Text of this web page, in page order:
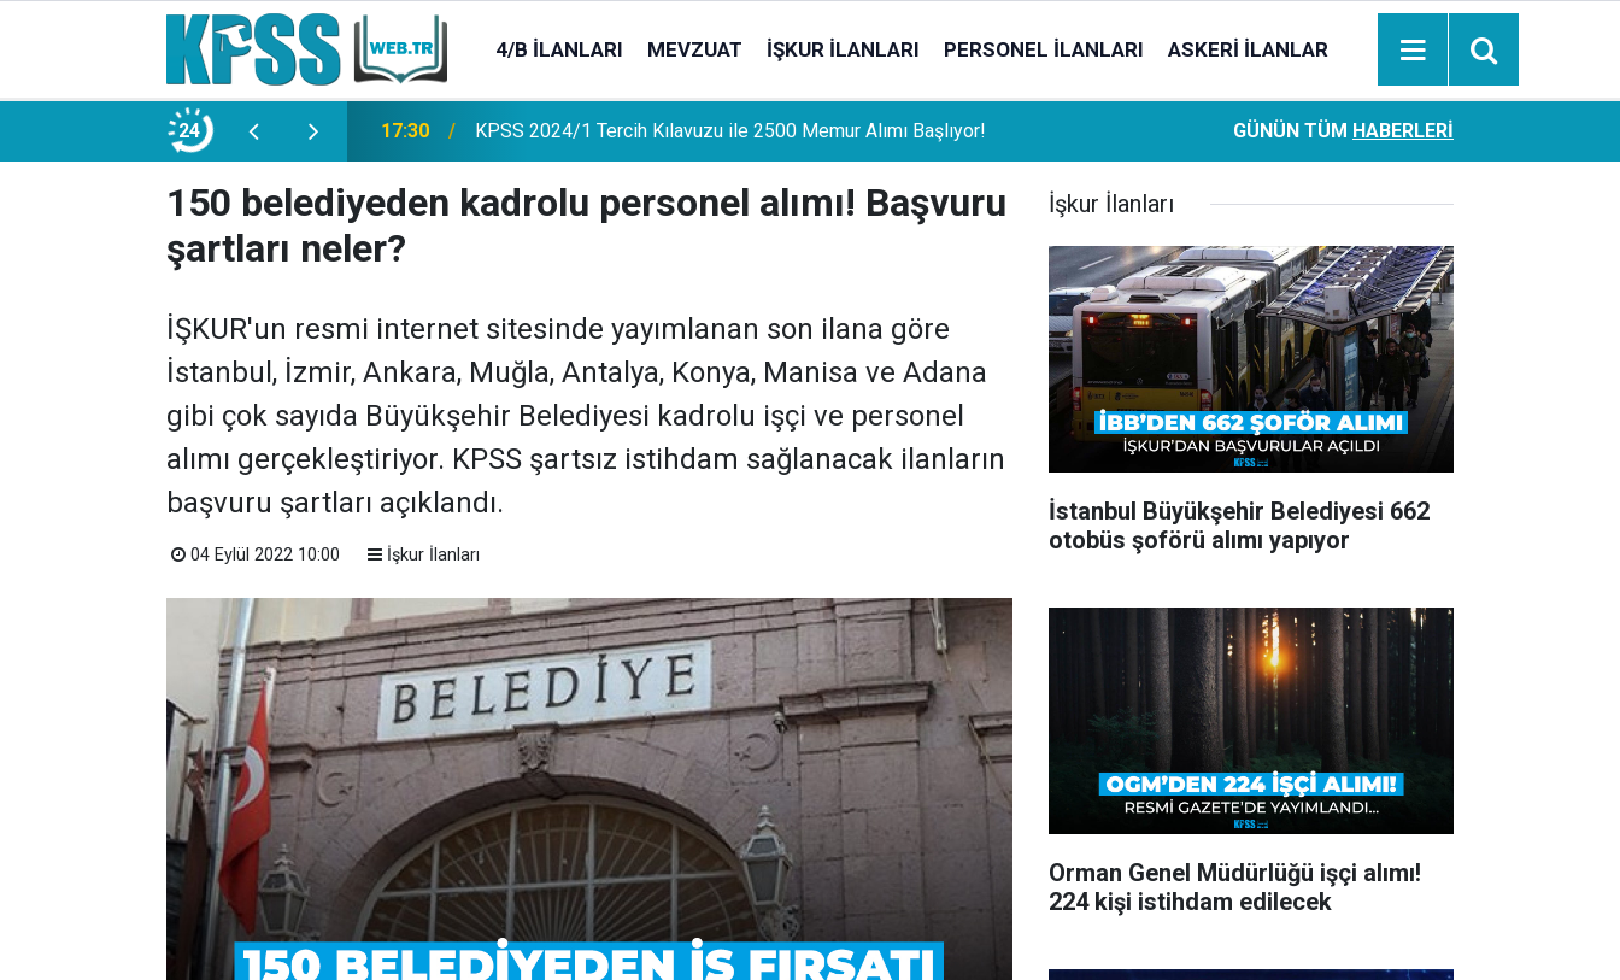
4/B İLANLARI MEVZUAT İŞKUR İLANLARI PERSONEL İLANLARI ASKERI İLANLAR
24
Memur Alımı Başlıyor! 21:20 TL Mevduat Sahipleri İçin Önemli Gelişme: Stopaj Oranları Artıyor!
Ziraat Bankası başvuran emeklilere hemen ödeme
hesaplara geçiyor
GÜNÜN TÜM HABERLERI
150 belediyeden kadrolu personel alımı! Başvuru
şartları neler?
İŞKUR'un resmi internet sitesinde yayımlanan son ilana göre
İstanbul, İzmir, Ankara, Muğla, Antalya, Konya, Manisa ve Adana
gibi çok sayıda Büyükşehir Belediyesi kadrolu işçi ve personel
alımı gerçekleştiriyor. KPSS şartsız istihdam sağlanacak ilanların
başvuru şartları açıklandı.
04 Eylül 2022 10:00 İşkur İlanları
İşkur İlanları
İstanbul Büyükşehir Belediyesi 662
otobüs şoförü alımı yapıyor
Orman Genel Müdürlüğü işçi alımı!
224 kişi istihdam edilecek